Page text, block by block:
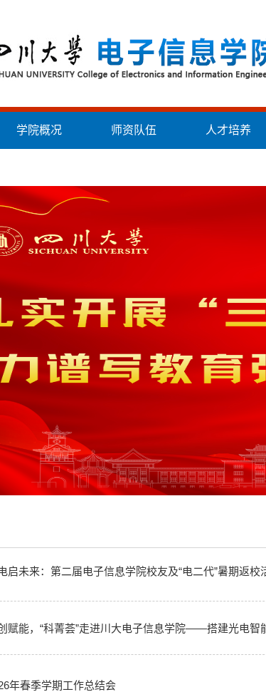
学院概况 师资队伍 人才培养
启未来：第二届电子信息学院校友及“电二代”暑期返校
赋能，“科菁荟”走进川大电子信息学院——搭建光电智
年春季学期工作总结会